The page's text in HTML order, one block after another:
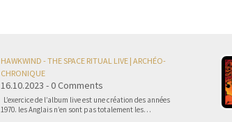
HAWKWIND - THE SPACE RITUAL LIVE | ARCHÉO-
CHRONIQUE
16.10.2023 - 0 Comments
L’exercice de l’album live est une création des années
1970. les Anglais n’en sont pas totalement les…